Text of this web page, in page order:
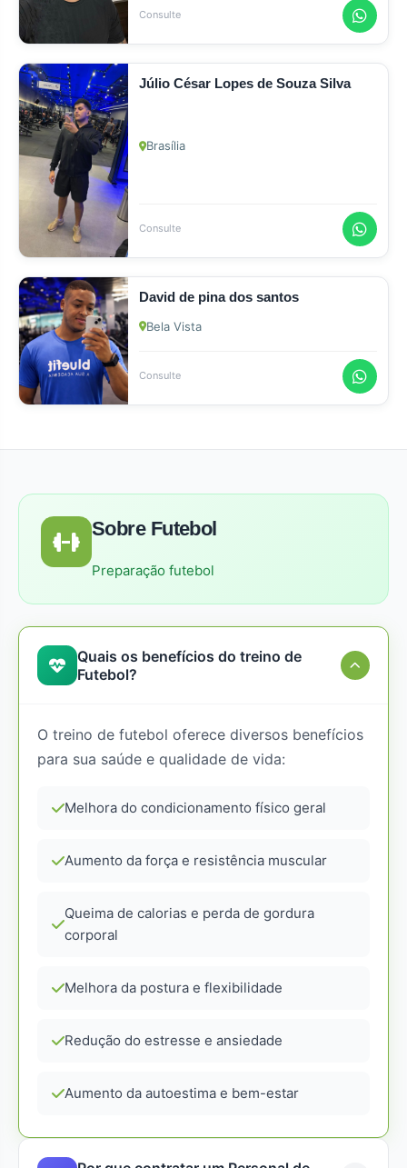
Consulte
Júlio César Lopes de Souza Silva
Brasília
Consulte
David de pina dos santos
Bela Vista
Consulte
Sobre Futebol
Preparação futebol
Quais os benefícios do treino de
Futebol?
O treino de futebol oferece diversos benefícios
para sua saúde e qualidade de vida:
Melhora do condicionamento físico geral
Aumento da força e resistência muscular
Queima de calorias e perda de gordura
corporal
Melhora da postura e flexibilidade
Redução do estresse e ansiedade
Aumento da autoestima e bem-estar